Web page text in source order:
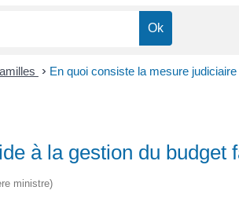
> En quoi consiste la mesure
à la gestion du budget
ministre)